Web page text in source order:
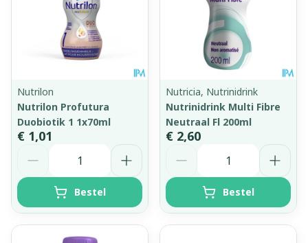
Nutrilon
Nutrilon Profutura
Duobiotik 1 1x70ml
€ 1,01
Bestel
Nutricia, Nutrinidrink
Nutrinidrink Multi Fibre
Neutraal Fl 200ml
€ 2,60
Bestel